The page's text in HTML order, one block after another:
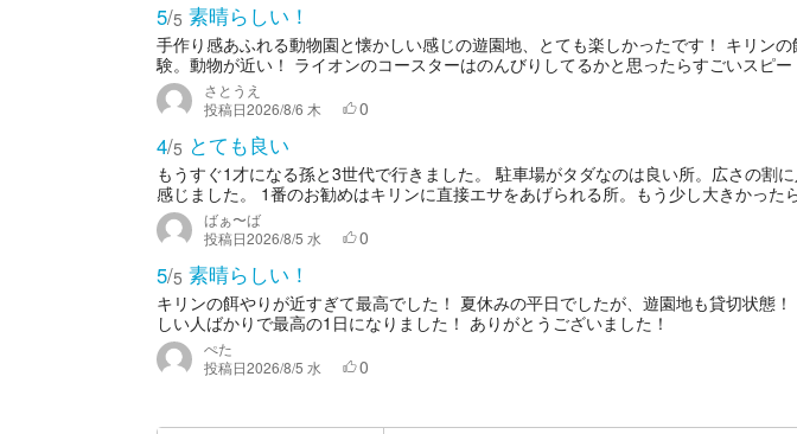
5/5 素晴らしい！
手作り感あふれる動物園と懐かしい感じの遊園地、とても楽しかったです！ キリン
験。動物が近い！ ライオンのコースターはのんびりしてるかと思ったらすごいスピ
さとうえ
投稿日2026/8/6 木 0
4/5 とても良い
もうすぐ1才になる孫と3世代で行きました。 駐車場がタダなのは良い所。広さの割に
感じました。 1番のお勧めはキリンに直接エサをあげられる所。もう少し大きかった
ばぁ〜ば
投稿日2026/8/5 水 0
5/5 素晴らしい！
キリンの餌やりが近すぎて最高でした！ 夏休みの平日でしたが、遊園地も貸切状態
しい人ばかりで最高の1日になりました！ ありがとうございました！
ぺた
投稿日2026/8/5 水 0